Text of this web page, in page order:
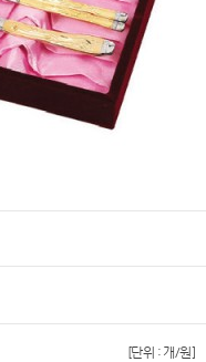
[단위 : 개/원]